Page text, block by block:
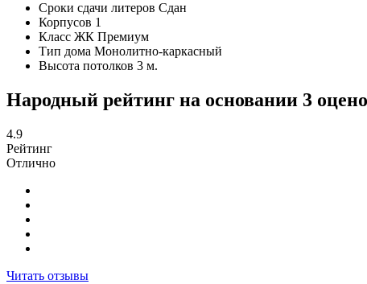
Сроки сдачи литеров Сдан
Корпусов 1
Класс ЖК Премиум
Тип дома Монолитно-каркасный
Высота потолков 3 м.
Народный рейтинг на основании 3
4.9
Рейтинг
Отлично
Читать отзывы